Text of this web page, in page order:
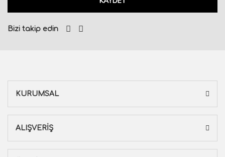
Bizi takip edin
KURUMSAL
ALIŞVERİŞ